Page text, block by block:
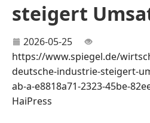
steigert
2026-05-25
https://www.spiegel.de/
deutsche-industrie-steigert-
ab-a-e8818a71-2323-45be-
HaiPress